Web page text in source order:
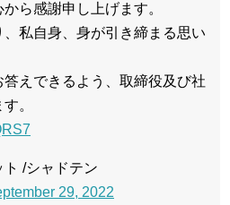
ら感謝申し上げます。
私自身、身が引き締まる思い
えできるよう、取締役及び社
。
/シャドテン
29, 2022